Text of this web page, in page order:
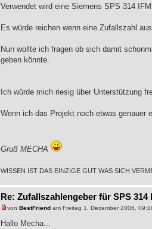
Verwendet wird eine Siemens SPS 314
Es würde reichen wenn eine Zufallszahl
Nun wollte ich fragen ob sich damit
geben könnte.
Ich würde mich riesig über Unterstützung
Wenn ich das Projekt noch etwas genauer
Gruß MECHA
WISSEN IST DAS EINZIGE GUT WAS SICH
Re: Zufallszahlengeber für SPS 314
von BestFriend am Freitag 1. Dezember 2006,
Hallo Mecha...